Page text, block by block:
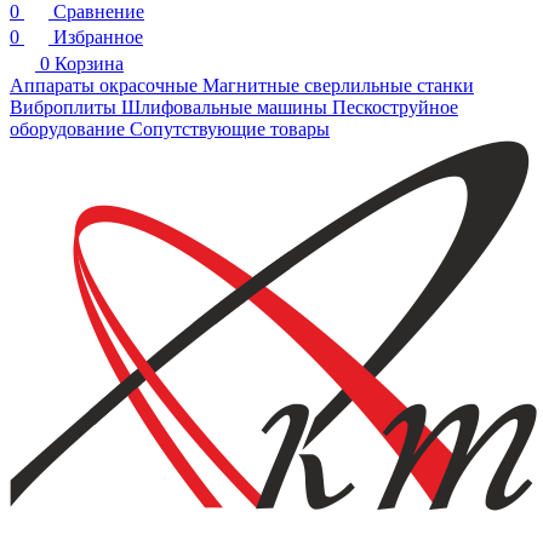
0
Сравнение
0
Избранное
0 Корзина
Аппараты окрасочные Магнитные сверлильные станки
Виброплиты Шлифовальные машины Пескоструйное
оборудование Сопутствующие товары